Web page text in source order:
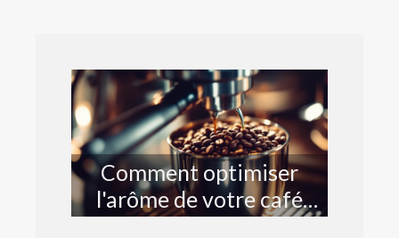
Comment optimiser
l'arôme de votre café
avec un broyeur intégré